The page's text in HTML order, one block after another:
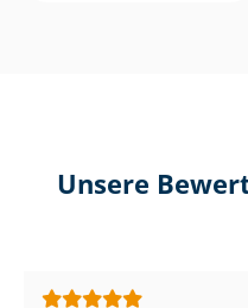
Unsere